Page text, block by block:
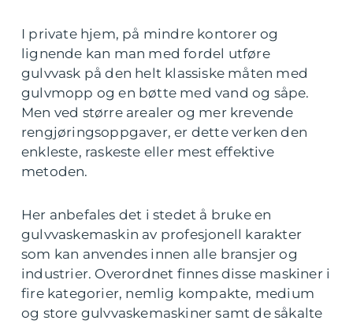
I private hjem, på mindre kontorer og
lignende kan man med fordel utføre
gulvvask på den helt klassiske måten med
gulvmopp og en bøtte med vand og såpe.
Men ved større arealer og mer krevende
rengjøringsoppgaver, er dette verken den
enkleste, raskeste eller mest effektive
metoden.
Her anbefales det i stedet å bruke en
gulvvaskemaskin av profesjonell karakter
som kan anvendes innen alle bransjer og
industrier. Overordnet finnes disse maskiner i
fire kategorier, nemlig kompakte, medium
og store gulvvaskemaskiner samt de såkalte